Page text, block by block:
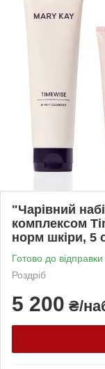
"Чарівний
комплексом
норм шкіри, 5
Готово до відправки
Роздріб
5 200 ₴/